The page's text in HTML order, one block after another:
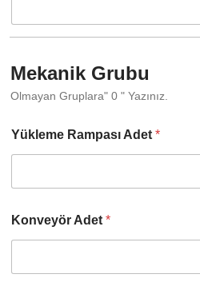
Mekanik Grubu
Olmayan Gruplara" 0 " Yazınız.
Yükleme Rampası Adet *
Konveyör Adet *